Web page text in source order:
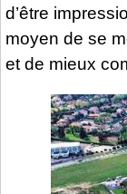
d’être
moyen de se
et de mieux